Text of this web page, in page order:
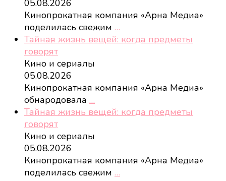
05.08.2026
Кинопрокатная компания «Арна Медиа»
поделилась свежим …
Тайная жизнь вещей: когда предметы
говорят
Кино и сериалы
05.08.2026
Кинопрокатная компания «Арна Медиа»
обнародовала …
Тайная жизнь вещей: когда предметы
говорят
Кино и сериалы
05.08.2026
Кинопрокатная компания «Арна Медиа»
поделилась свежим …